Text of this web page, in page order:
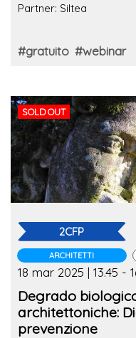
Partner: Siltea
#gratuito #webinar
SOLD OUT
2CFP
ARCHITETTI
18 mar 2025 | 13.45 -
Degrado
architettoniche:
prevenzione